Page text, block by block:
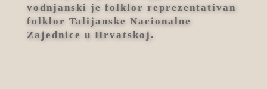
vodnjanski je folklor reprezentativan
folklor Talijanske Nacionalne
Zajednice u Hrvatskoj.